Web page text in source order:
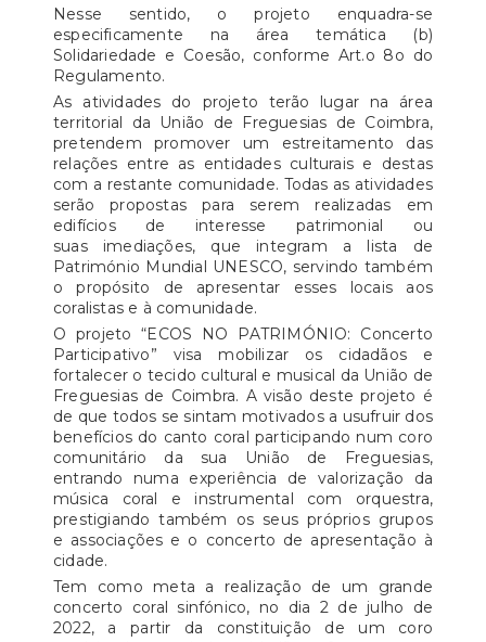
Nesse sentido, o projeto enquadra-se
especificamente na área temática (b)
Solidariedade e Coesão, conforme Art.o 8o do
Regulamento.
As atividades do projeto terão lugar na área
territorial da União de Freguesias de Coimbra,
pretendem promover um estreitamento das
relações entre as entidades culturais e destas
com a restante comunidade. Todas as atividades
serão propostas para serem realizadas em
edifícios de interesse patrimonial ou
suas imediações, que integram a lista de
Património Mundial UNESCO, servindo também
o propósito de apresentar esses locais aos
coralistas e à comunidade.
O projeto “ECOS NO PATRIMÓNIO: Concerto
Participativo” visa mobilizar os cidadãos e
fortalecer o tecido cultural e musical da União de
Freguesias de Coimbra. A visão deste projeto é
de que todos se sintam motivados a usufruir dos
benefícios do canto coral participando num coro
comunitário da sua União de Freguesias,
entrando numa experiência de valorização da
música coral e instrumental com orquestra,
prestigiando também os seus próprios grupos
e associações e o concerto de apresentação à
cidade.
Tem como meta a realização de um grande
concerto coral sinfónico, no dia 2 de julho de
2022, a partir da constituição de um coro